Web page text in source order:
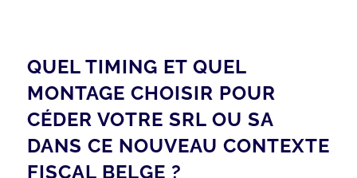
QUEL TIMING ET QUEL
MONTAGE CHOISIR POUR
CÉDER VOTRE SRL OU SA
DANS CE NOUVEAU CONTEXTE
FISCAL BELGE ?